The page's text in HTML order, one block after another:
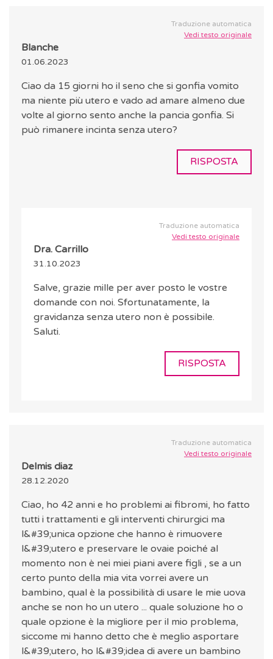
Traduzione automatica
Vedi testo originale
Blanche
01.06.2023
Ciao da 15 giorni ho il seno che si gonfia vomito
ma niente più utero e vado ad amare almeno due
volte al giorno sento anche la pancia gonfia. Si
può rimanere incinta senza utero?
RISPOSTA
Traduzione automatica
Vedi testo originale
Dra. Carrillo
31.10.2023
Salve, grazie mille per aver posto le vostre
domande con noi. Sfortunatamente, la
gravidanza senza utero non è possibile.
Saluti.
RISPOSTA
Traduzione automatica
Vedi testo originale
Delmis diaz
28.12.2020
Ciao, ho 42 anni e ho problemi ai fibromi, ho fatto
tutti i trattamenti e gli interventi chirurgici ma
l&#39;unica opzione che hanno è rimuovere
l&#39;utero e preservare le ovaie poiché al
momento non è nei miei piani avere figli , se a un
certo punto della mia vita vorrei avere un
bambino, qual è la possibilità di usare le mie uova
anche se non ho un utero ... quale soluzione ho o
quale opzione è la migliore per il mio problema,
siccome mi hanno detto che è meglio asportare
l&#39;utero, ho l&#39;idea di avere un bambino